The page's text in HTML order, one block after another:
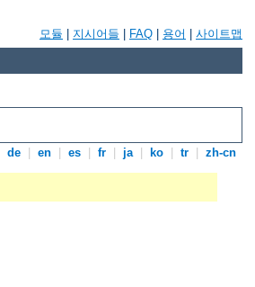
모듈 지시어들 FAQ 용어 사이트맵
de en es fr ja ko tr zh-cn